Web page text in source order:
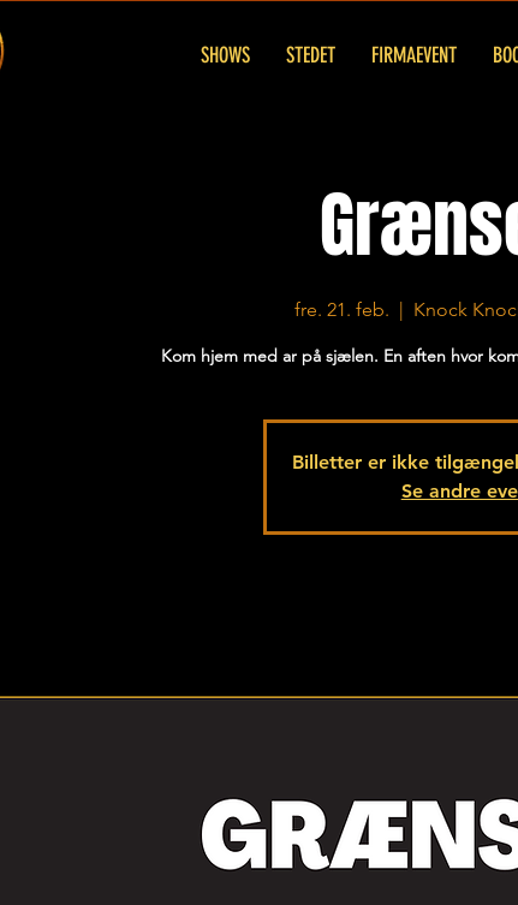
SHOWS STEDET FIRMAEVENT
fre. 21. feb.
  |
Knock
Kom hjem med ar på sjælen. En aften hvor
Billetter er ikke
Se andre